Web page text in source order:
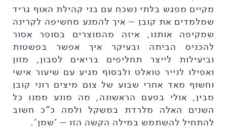
מקיים מפגש בלתי נשכח עם בני קהילת האוף גריד
שמלמדים את קובן – איך להמנע מחשיפה לקרינה
שמקיפה אותנו, איזה מהמוצרים בסופר אסור
להכניס הביתה ובעיקר איך אפשר בפשטות
וביעילות לייצר תחליפים בריאים לסבון, מזון
ואפילו לנייר טואלט ולבסוף מגיע עם שיעור אישי
וחשוף מאד אחרי שבוע של צום מיצים רוני קובן
מבין, אולי בפעם הראשונה, מה מונע ממנו כל
השנים האלה מלרדת במשקל ולמה כ"כ חשוב
להתחיל להשתמש במילה הקשה הזו – 'שמן'.